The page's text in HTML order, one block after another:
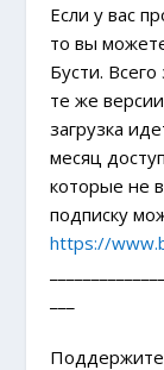
Если у вас
то вы
Бусти.
те же
загрузка
месяц
которые не
подписку
https://